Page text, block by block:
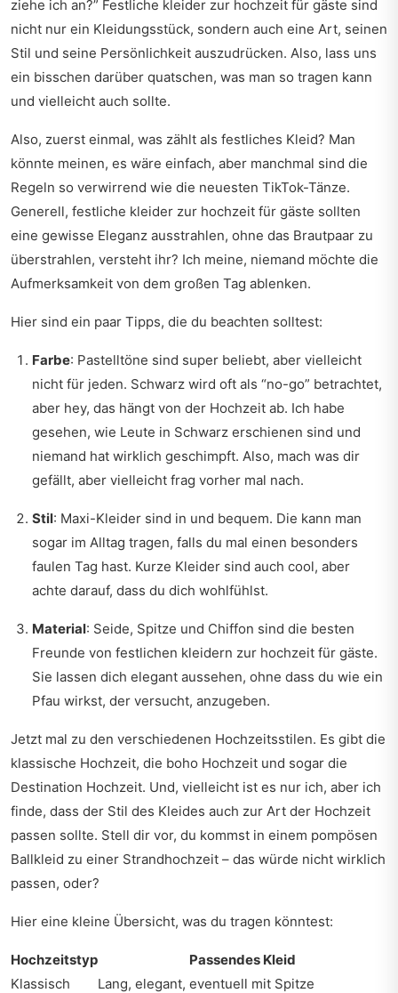
ziehe ich an?” Festliche kleider zur hochzeit für gäste sind
nicht nur ein Kleidungsstück, sondern auch eine Art, seinen
Stil und seine Persönlichkeit auszudrücken. Also, lass uns
ein bisschen darüber quatschen, was man so tragen kann
und vielleicht auch sollte.
Also, zuerst einmal, was zählt als festliches Kleid? Man
könnte meinen, es wäre einfach, aber manchmal sind die
Regeln so verwirrend wie die neuesten TikTok-Tänze.
Generell, festliche kleider zur hochzeit für gäste sollten
eine gewisse Eleganz ausstrahlen, ohne das Brautpaar zu
überstrahlen, versteht ihr? Ich meine, niemand möchte die
Aufmerksamkeit von dem großen Tag ablenken.
Hier sind ein paar Tipps, die du beachten solltest:
Farbe: Pastelltöne sind super beliebt, aber vielleicht
nicht für jeden. Schwarz wird oft als “no-go” betrachtet,
aber hey, das hängt von der Hochzeit ab. Ich habe
gesehen, wie Leute in Schwarz erschienen sind und
niemand hat wirklich geschimpft. Also, mach was dir
gefällt, aber vielleicht frag vorher mal nach.
Stil: Maxi-Kleider sind in und bequem. Die kann man
sogar im Alltag tragen, falls du mal einen besonders
faulen Tag hast. Kurze Kleider sind auch cool, aber
achte darauf, dass du dich wohlfühlst.
Material: Seide, Spitze und Chiffon sind die besten
Freunde von festlichen kleidern zur hochzeit für gäste.
Sie lassen dich elegant aussehen, ohne dass du wie ein
Pfau wirkst, der versucht, anzugeben.
Jetzt mal zu den verschiedenen Hochzeitsstilen. Es gibt die
klassische Hochzeit, die boho Hochzeit und sogar die
Destination Hochzeit. Und, vielleicht ist es nur ich, aber ich
finde, dass der Stil des Kleides auch zur Art der Hochzeit
passen sollte. Stell dir vor, du kommst in einem pompösen
Ballkleid zu einer Strandhochzeit – das würde nicht wirklich
passen, oder?
Hier eine kleine Übersicht, was du tragen könntest:
Hochzeitstyp
Passendes Kleid
Klassisch
Lang, elegant, eventuell mit Spitze